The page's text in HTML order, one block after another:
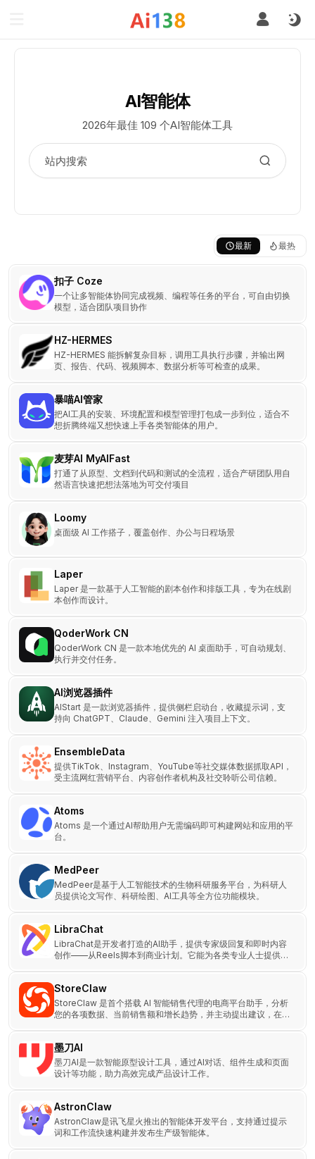
AI智能体
2026年最佳 109 个AI智能体工具
最新 最热
扣子 Coze
一个让多智能体协同完成视频、编程等任务的平台，可自由切换
模型，适合团队项目协作
HZ-HERMES
HZ-HERMES 能拆解复杂目标，调用工具执行步骤，并输出网
页、报告、代码、视频脚本、数据分析等可检查的成果。
暴喵AI管家
把AI工具的安装、环境配置和模型管理打包成一步到位，适合不
想折腾终端又想快速上手各类智能体的用户。
麦芽AI MyAIFast
打通了从原型、文档到代码和测试的全流程，适合产研团队用自
然语言快速把想法落地为可交付项目
Loomy
桌面级 AI 工作搭子，覆盖创作、办公与日程场景
Laper
Laper 是一款基于人工智能的剧本创作和排版工具，专为在线剧
本创作而设计。
QoderWork CN
QoderWork CN 是一款本地优先的 AI 桌面助手，可自动规划、
执行并交付任务。
AI浏览器插件
AIStart 是一款浏览器插件，提供侧栏启动台，收藏提示词，支
持向 ChatGPT、Claude、Gemini 注入项目上下文。
EnsembleData
提供TikTok、Instagram、YouTube等社交媒体数据抓取API，
受主流网红营销平台、内容创作者机构及社交聆听公司信赖。
Atoms
Atoms 是一个通过AI帮助用户无需编码即可构建网站和应用的平
台。
MedPeer
MedPeer是基于人工智能技术的生物科研服务平台，为科研人
员提供论文写作、科研绘图、AI工具等全方位功能模块。
LibraChat
LibraChat是开发者打造的AI助手，提供专家级回复和即时内容
创作——从Reels脚本到商业计划。它能为各类专业人士提供现
StoreClaw
StoreClaw 是首个搭载 AI 智能销售代理的电商平台助手，分析
您的各项数据、当前销售额和增长趋势，并主动提出建议，在您
墨刀AI
墨刀AI是一款智能原型设计工具，通过AI对话、组件生成和页面
设计等功能，助力高效完成产品设计工作。
AstronClaw
AstronClaw是讯飞星火推出的智能体开发平台，支持通过提示
词和工作流快速构建并发布生产级智能体。